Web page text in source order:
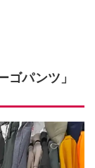
ゴパンツ」